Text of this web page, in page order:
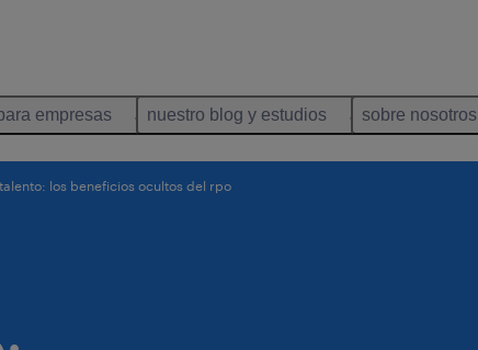
empresas nuestro blog y estudios sobre nosotros
los beneficios ocultos del rpo